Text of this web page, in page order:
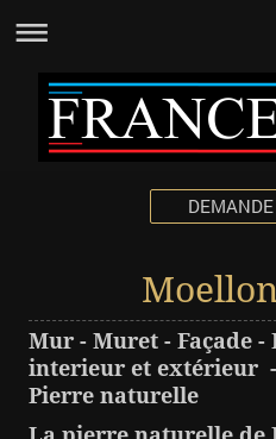
Mur - Muret - Façade
interieur et extérieur -
Pierre naturelle